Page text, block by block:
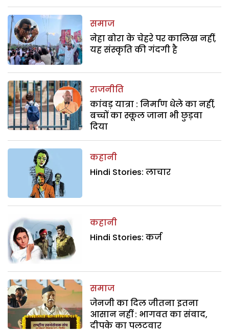
समाज
नेहा बोरा के चेहरे पर कालिख नहीं,
यह संस्कृति की गंदगी है
राजनीति
कांवड़ यात्रा : निर्माण धेले का नहीं,
बच्चों का स्कूल जाना भी छुड़वा
दिया
कहानी
Hindi Stories: लाचार
कहानी
Hindi Stories: कर्ज
समाज
जेनजी का दिल जीतना इतना
आसान नहीं : भागवत का संवाद,
दीपके का पलटवार